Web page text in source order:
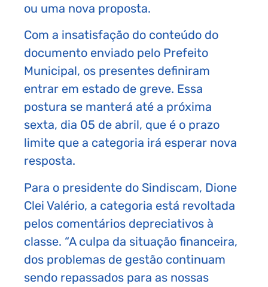
ou uma nova proposta.
Com a insatisfação do conteúdo do
documento enviado pelo Prefeito
Municipal, os presentes definiram
entrar em estado de greve. Essa
postura se manterá até a próxima
sexta, dia 05 de abril, que é o prazo
limite que a categoria irá esperar nova
resposta.
Para o presidente do Sindiscam, Dione
Clei Valério, a categoria está revoltada
pelos comentários depreciativos à
classe. “A culpa da situação financeira,
dos problemas de gestão continuam
sendo repassados para as nossas